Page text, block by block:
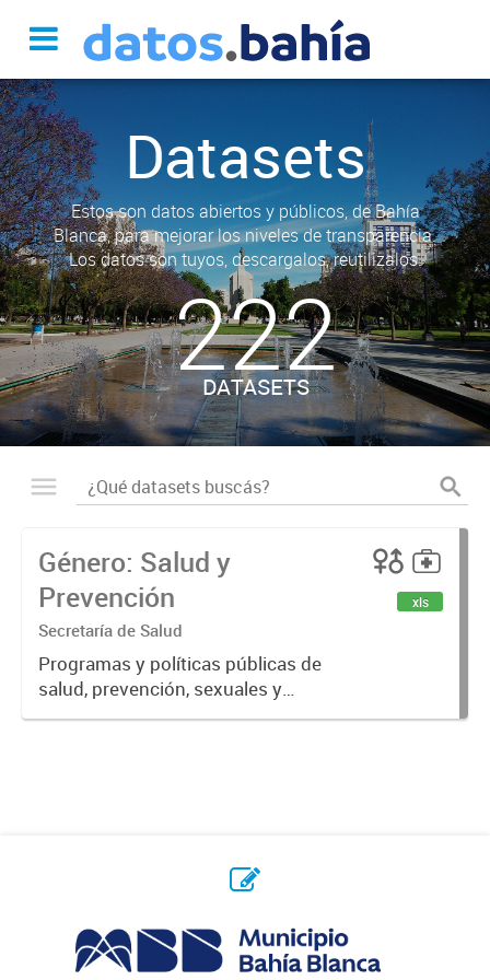
Datasets
Estos son datos abiertos y públicos, de Bahía
Blanca, para mejorar los niveles de transparencia.
Los datos son tuyos, descargalos, reutilizalos.
222
DATASETS
Género: Salud y
Prevención
Secretaría de Salud
Programas y políticas públicas de
salud, prevención, sexuales y
reproductivas.
xls